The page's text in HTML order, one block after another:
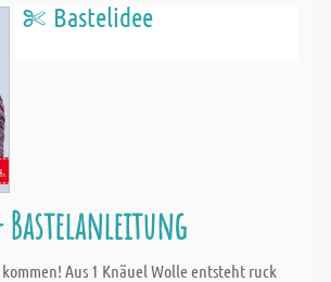
Bastelidee
Bastelanleitung
Aus 1 Knäuel Wolle entsteht ruck